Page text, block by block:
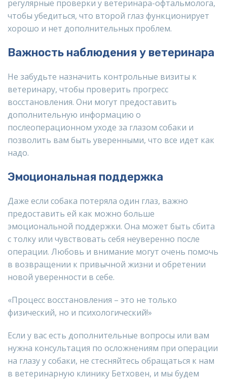
регулярные проверки у ветеринара-офтальмолога,
чтобы убедиться, что второй глаз функционирует
хорошо и нет дополнительных проблем.
Важность наблюдения у ветеринара
Не забудьте назначить контрольные визиты к
ветеринару, чтобы проверить прогресс
восстановления. Они могут предоставить
дополнительную информацию о
послеоперационном уходе за глазом собаки и
позволить вам быть уверенными, что все идет как
надо.
Эмоциональная поддержка
Даже если собака потеряла один глаз, важно
предоставить ей как можно больше
эмоциональной поддержки. Она может быть сбита
с толку или чувствовать себя неуверенно после
операции. Любовь и внимание могут очень помочь
в возвращении к привычной жизни и обретении
новой уверенности в себе.
«Процесс восстановления – это не только
физический, но и психологический!»
Если у вас есть дополнительные вопросы или вам
нужна консультация по осложнениям при операции
на глазу у собаки, не стесняйтесь обращаться к нам
в ветеринарную клинику Бетховен, и мы будем